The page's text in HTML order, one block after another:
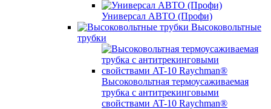
Универсал АВТО (Профи)
Высоковольтные
трубки
Высоковольтная термоусаживаемая
трубка с антитрекинговыми
свойствами AT-10 Raychman®